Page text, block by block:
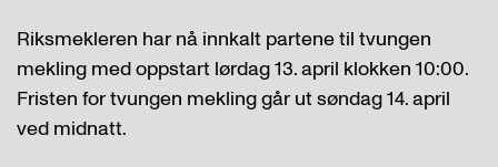
Riksmekleren har nå innkalt partene til tvungen
mekling med oppstart lørdag 13. april klokken 10:00.
Fristen for tvungen mekling går ut søndag 14. april
ved midnatt.